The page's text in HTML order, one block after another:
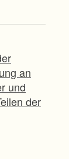
an
und
der